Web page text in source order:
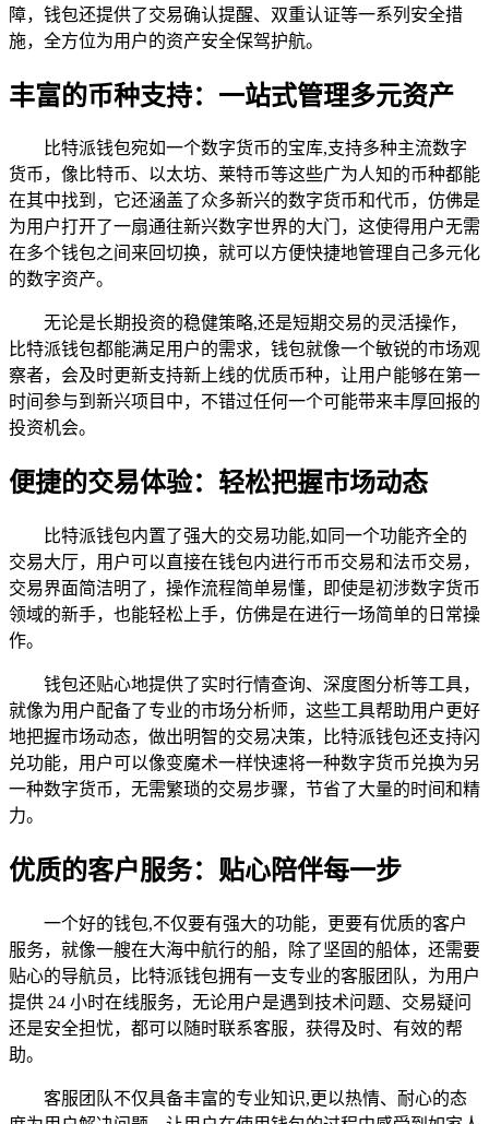
障，钱包还提供了交易确认提醒、双重认证等一系列安全措
施，全方位为用户的资产安全保驾护航。
丰富的币种支持：一站式管理多元资产
比特派钱包宛如一个数字货币的宝库,支持多种主流数字
货币，像比特币、以太坊、莱特币等这些广为人知的币种都能
在其中找到，它还涵盖了众多新兴的数字货币和代币，仿佛是
为用户打开了一扇通往新兴数字世界的大门，这使得用户无需
在多个钱包之间来回切换，就可以方便快捷地管理自己多元化
的数字资产。
无论是长期投资的稳健策略,还是短期交易的灵活操作，
比特派钱包都能满足用户的需求，钱包就像一个敏锐的市场观
察者，会及时更新支持新上线的优质币种，让用户能够在第一
时间参与到新兴项目中，不错过任何一个可能带来丰厚回报的
投资机会。
便捷的交易体验：轻松把握市场动态
比特派钱包内置了强大的交易功能,如同一个功能齐全的
交易大厅，用户可以直接在钱包内进行币币交易和法币交易，
交易界面简洁明了，操作流程简单易懂，即使是初涉数字货币
领域的新手，也能轻松上手，仿佛是在进行一场简单的日常操
作。
钱包还贴心地提供了实时行情查询、深度图分析等工具，
就像为用户配备了专业的市场分析师，这些工具帮助用户更好
地把握市场动态，做出明智的交易决策，比特派钱包还支持闪
兑功能，用户可以像变魔术一样快速将一种数字货币兑换为另
一种数字货币，无需繁琐的交易步骤，节省了大量的时间和精
力。
优质的客户服务：贴心陪伴每一步
一个好的钱包,不仅要有强大的功能，更要有优质的客户
服务，就像一艘在大海中航行的船，除了坚固的船体，还需要
贴心的导航员，比特派钱包拥有一支专业的客服团队，为用户
提供 24 小时在线服务，无论用户是遇到技术问题、交易疑问
还是安全担忧，都可以随时联系客服，获得及时、有效的帮
助。
客服团队不仅具备丰富的专业知识,更以热情、耐心的态